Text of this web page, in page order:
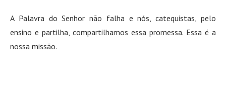
A Palavra do Senhor não falha e nós, catequistas, pelo
ensino e partilha, compartilhamos essa promessa. Essa é a
nossa missão.